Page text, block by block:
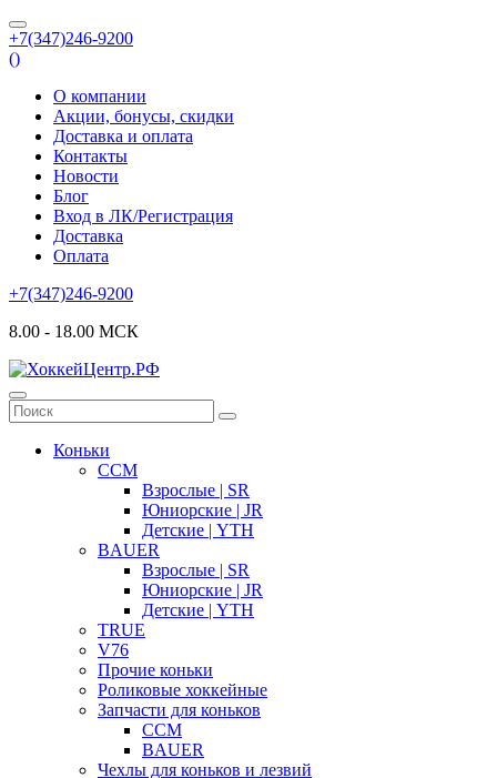
+7(347)246-9200
()
О компании
Акции, бонусы, скидки
Доставка и оплата
Контакты
Новости
Блог
Вход в ЛК/Регистрация
Доставка
Оплата
+7(347)246-9200
8.00 - 18.00 МСК
Коньки
CCM
Взрослые | SR
Юниорские | JR
Детские | YTH
BAUER
Взрослые | SR
Юниорские | JR
Детские | YTH
TRUE
V76
Прочие коньки
Роликовые хоккейные
Запчасти для коньков
CCM
BAUER
Чехлы для коньков и лезвий